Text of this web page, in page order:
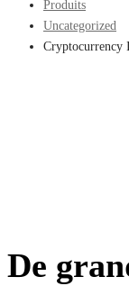
Produits
Uncategorized
Cryptocurrency
De